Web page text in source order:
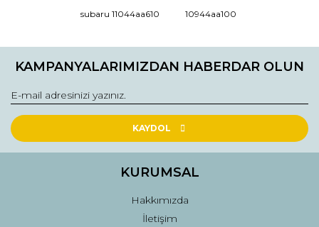
Ürün bilgilerinde hatalar bulunuyor.
Ürün fiyatı diğer sitelerden daha pahalı.
subaru 11044aa610
10944aa100
KAMPANYALARIMIZDAN HABERDAR OLUN
KAYDOL
KURUMSAL
Hakkımızda
İletişim